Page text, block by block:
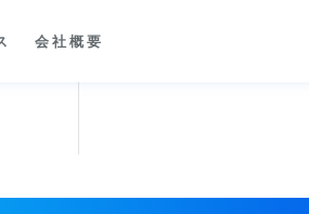
会社概要